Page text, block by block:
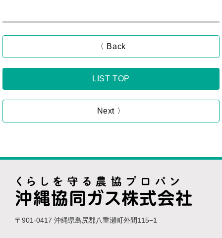
〈 Back
LIST TOP
Next 〉
〒901-0417 沖縄県島尻郡八重瀬町外間115−1